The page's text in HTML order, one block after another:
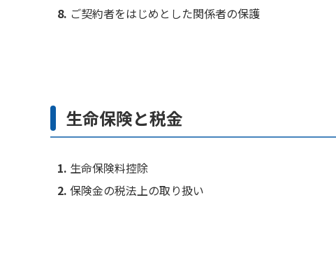
ご契約者をはじめとした関係者の保護
生命保険と税金
生命保険料控除
保険金の税法上の取り扱い